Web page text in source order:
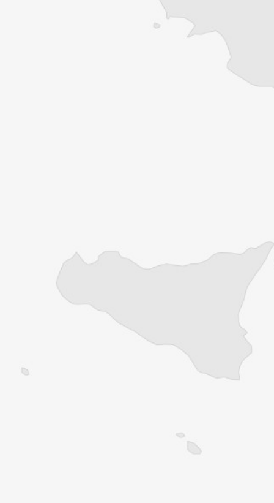
écrivain. Il a longtemps vécu au
Monténégro, en Serbie puis en Macédoine
et partage désormais son temps entre la
Bretagne et les Balkans. Il est l’auteur d’une